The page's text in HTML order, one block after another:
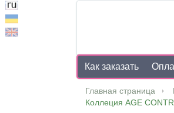
Как заказать
Главная страница
Коллеция AGE